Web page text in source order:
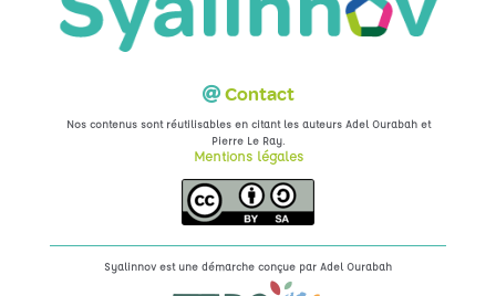
Contact
Nos contenus sont réutilisables en citant les auteurs Adel Ourabah et
Pierre Le Ray.
Mentions légales
Syalinnov est une démarche conçue par Adel Ourabah